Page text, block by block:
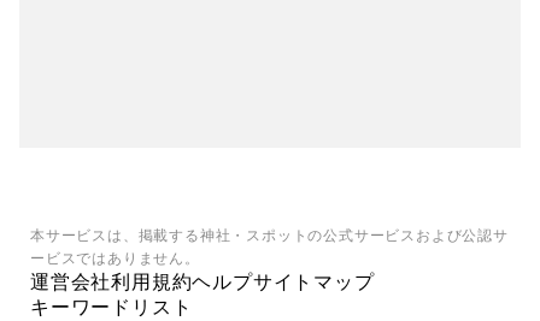
本サービスは、掲載する神社・スポットの公式サービスおよび公認サ
ービスではありません。
運営会社利用規約ヘルプサイトマップ
キーワードリスト